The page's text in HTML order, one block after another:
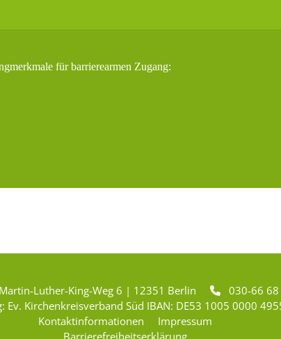
für barrierearmen Zugang:
Luther-King-Weg 6 | 12351 Berlin  030-66
Ev. Kirchenkreisverband Süd IBAN: DE53 1005 0000
Kontaktinformationen
Impressum
Barrierefreiheitserklärung